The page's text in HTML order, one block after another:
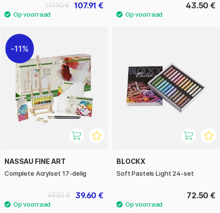
107.91 €
119.90 € 43.50 €
11%
NASSAU FINE ART
Complete Acrylset 17-delig
39.60 €
49.50 €
BLOCKX
Soft Pastels Light 24-set
72.50 €